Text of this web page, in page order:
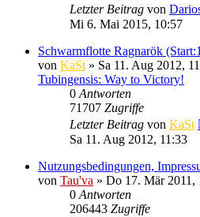
Letzter Beitrag von
Mi 6. Mai 2015, 10:57
Schwarmflotte Ragnarök
von KaSt » Sa 11. Aug 2012,
Tubingensis: Way to Victory!
0 Antworten
71707 Zugriffe
Letzter Beitrag von KaSt
Sa 11. Aug 2012, 11:33
Nutzungsbedingungen,
von Tau'va » Do 17. Mär 2011,
0 Antworten
206443 Zugriffe